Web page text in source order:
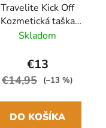
Travelite Kick Off
Kozmetická taška
Ružová 5L
Skladom
€13
€14,95 (–13 %)
DO KOŠÍKA